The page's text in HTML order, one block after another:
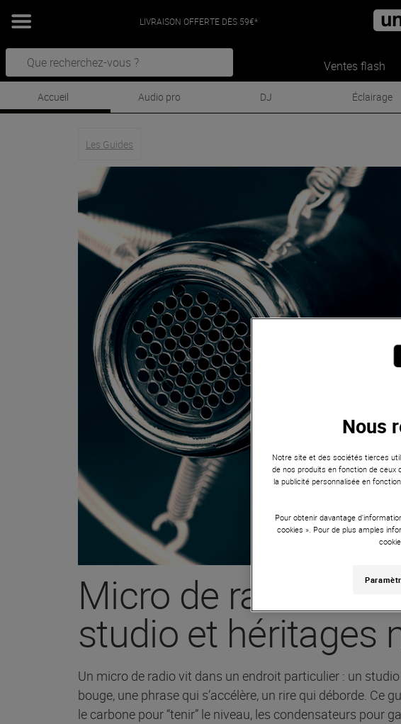
LIVRAISON OFFERTE DÈS 59€*
Ventes flash
Accueil Audio pro DJ Éclairage
Les Guides
Micro de radio :
studio et héritages
Un micro de radio vit dans un endroit particulier : un
bouge, une phrase qui s’accélère, un rire qui déborde. Ce
le carbone pour “tenir” le niveau, les condensateurs pour
Nous
Notre site et des sociétés tierces
de nos produits en fonction de ceux
la publicité personnalisée en
Pour obtenir davantage
cookies ». Pour de plus amples